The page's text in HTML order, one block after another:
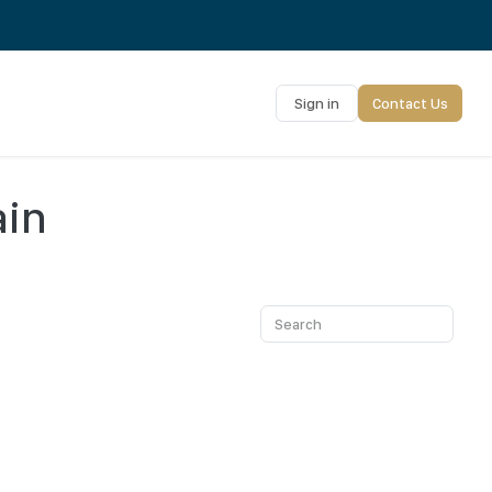
Sign in Contact Us